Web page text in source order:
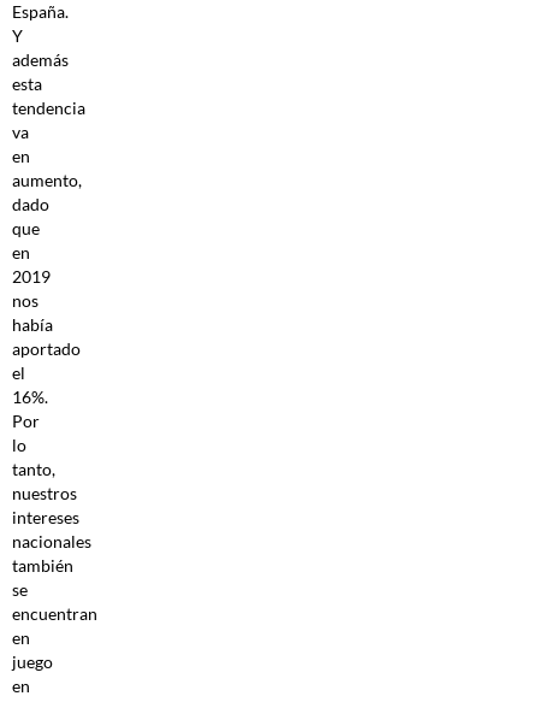
España.
Y
además
esta
tendencia
va
en
aumento,
dado
que
en
2019
nos
había
aportado
el
16%.
Por
lo
tanto,
nuestros
intereses
nacionales
también
se
encuentran
en
juego
en